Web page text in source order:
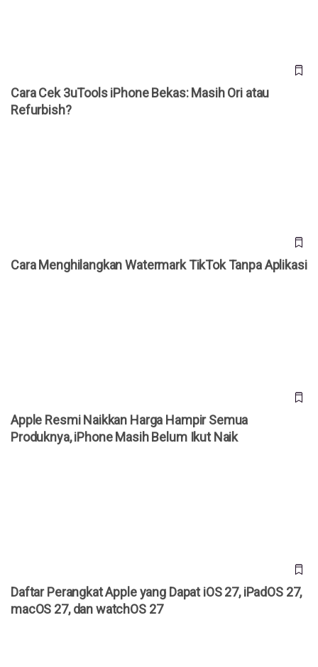
Cara Cek 3uTools iPhone Bekas: Masih Ori atau
Refurbish?
Cara Menghilangkan Watermark TikTok Tanpa Aplikasi
Apple Resmi Naikkan Harga Hampir Semua
Produknya, iPhone Masih Belum Ikut Naik
Daftar Perangkat Apple yang Dapat iOS 27, iPadOS 27,
macOS 27, dan watchOS 27